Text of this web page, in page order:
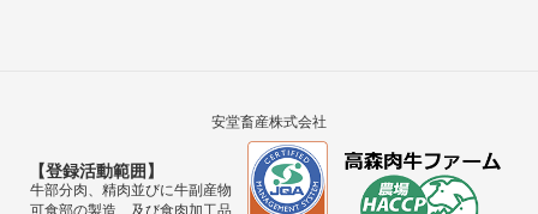
安堂畜産株式会社
【登録活動範囲】
牛部分肉、精肉並びに牛副産物